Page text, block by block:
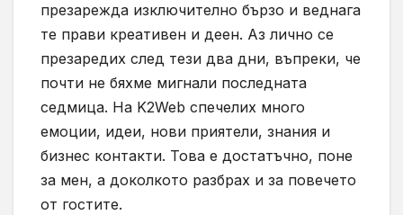
презарежда изключително бързо и веднага
те прави креативен и деен. Аз лично се
презаредих след тези два дни, въпреки, че
почти не бяхме мигнали последната
седмица. На K2Web спечелих много
емоции, идеи, нови приятели, знания и
бизнес контакти. Това е достатъчно, поне
за мен, а доколкото разбрах и за повечето
от гостите.